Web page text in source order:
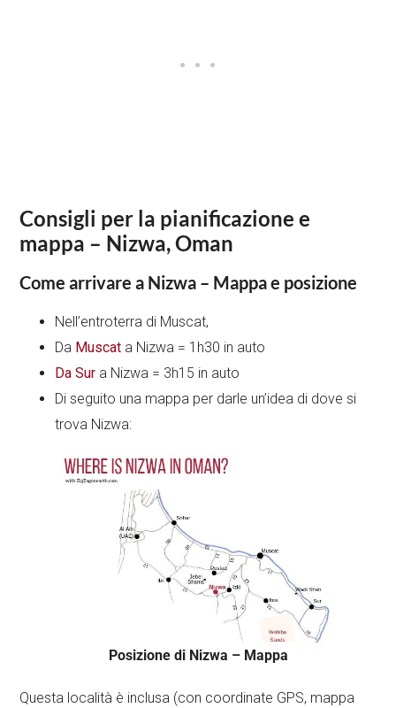
Consigli per la pianificazione e
mappa – Nizwa, Oman
Come arrivare a Nizwa – Mappa e posizione
Nell’entroterra di Muscat,
Da Muscat a Nizwa = 1h30 in auto
Da Sur a Nizwa = 3h15 in auto
Di seguito una mappa per darle un’idea di dove si
trova Nizwa:
Posizione di Nizwa – Mappa
Questa località è inclusa (con coordinate GPS, mappa